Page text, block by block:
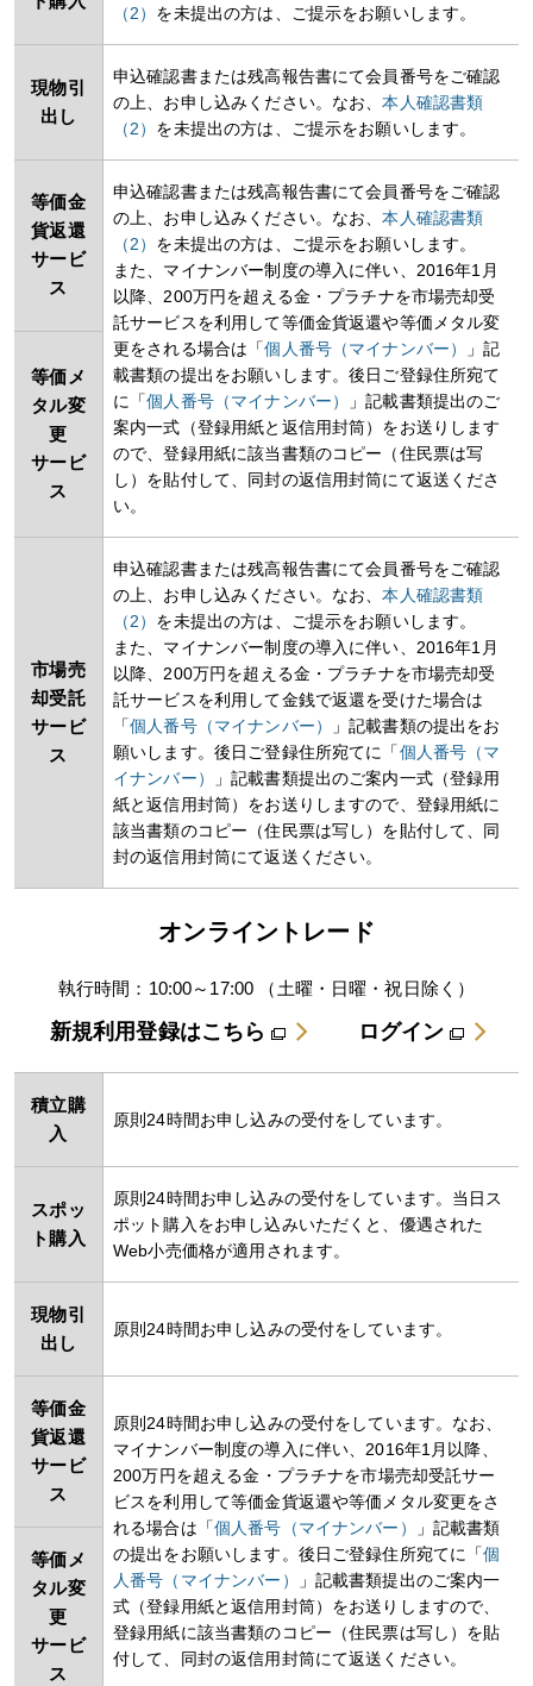
（2） を未提出の方は、ご提示をお願いします。
現物引
出し
申込確認書または残高報告書にて会員番号をご確認
の上、お申し込みください。なお、本人確認書類
（2） を未提出の方は、ご提示をお願いします。
等価金
貨返還
サービ
ス
申込確認書または残高報告書にて会員番号をご確認
の上、お申し込みください。なお、本人確認書類
（2） を未提出の方は、ご提示をお願いします。
また、マイナンバー制度の導入に伴い、2016年1月
以降、200万円を超える金・プラチナを市場売却受
託サービスを利用して等価金貨返還や等価メタル変
更をされる場合は「個人番号（マイナンバー）
」記
載書類の提出をお願いします。後日ご登録住所宛て
に「個人番号（マイナンバー）
」記載書類提出のご
案内一式（登録用紙と返信用封筒）をお送りします
ので、登録用紙に該当書類のコピー（住民票は写
し）を貼付して、同封の返信用封筒にて返送くださ
い。
等価メ
タル変
更
サービ
ス
市場売
却受託
サービ
ス
申込確認書または残高報告書にて会員番号をご確認
の上、お申し込みください。なお、本人確認書類
（2） を未提出の方は、ご提示をお願いします。
また、マイナンバー制度の導入に伴い、2016年1月
以降、200万円を超える金・プラチナを市場売却受
託サービスを利用して金銭で返還を受けた場合は
「個人番号（マイナンバー）
」記載書類の提出をお
願いします。後日ご登録住所宛てに「個人番号（マ
イナンバー）
」記載書類提出のご案内一式（登録用
紙と返信用封筒）をお送りしますので、登録用紙に
該当書類のコピー（住民票は写し）を貼付して、同
封の返信用封筒にて返送ください。
オンライントレード
執行時間：10:00～17:00 （土曜・日曜・祝日除く）
新規利用登録はこちら ログイン
積立購
入
原則24時間お申し込みの受付をしています。
スポッ
ト購入
原則24時間お申し込みの受付をしています。当日ス
ポット購入をお申し込みいただくと、優遇された
Web小売価格が適用されます。
現物引
出し
原則24時間お申し込みの受付をしています。
等価金
貨返還
サービ
ス
原則24時間お申し込みの受付をしています。なお、
マイナンバー制度の導入に伴い、2016年1月以降、
200万円を超える金・プラチナを市場売却受託サー
ビスを利用して等価金貨返還や等価メタル変更をさ
れる場合は「個人番号（マイナンバー）
」記載書類
の提出をお願いします。後日ご登録住所宛てに「個
人番号（マイナンバー）
」記載書類提出のご案内一
式（登録用紙と返信用封筒）をお送りしますので、
登録用紙に該当書類のコピー（住民票は写し）を貼
付して、同封の返信用封筒にて返送ください。
等価メ
タル変
更
サービ
ス